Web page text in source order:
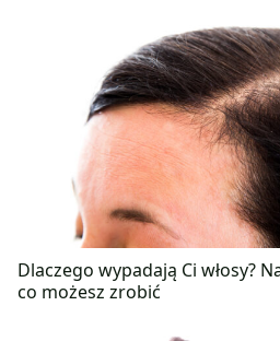
Dlaczego wypadają Ci włosy?
co możesz zrobić